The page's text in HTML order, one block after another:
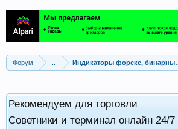
Форум Индикаторы форекс,
Рекомендуем для торговли
Советники и терминал онлайн 24/7